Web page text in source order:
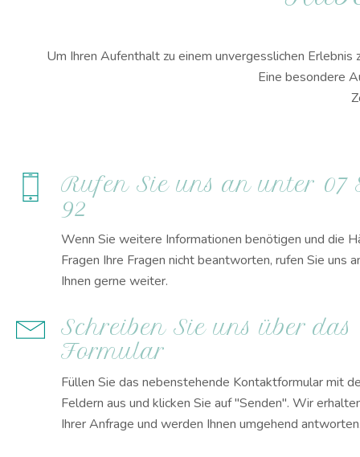
Um Ihren Aufenthalt zu einem unvergesslichen Erlebnis
Eine besondere
Rufen Sie uns an unter 07
92
Wenn Sie weitere Informationen benötigen und die
Fragen Ihre Fragen nicht beantworten, rufen Sie uns
Ihnen gerne weiter.
Schreiben Sie uns über das
Formular
Füllen Sie das nebenstehende Kontaktformular mit
Feldern aus und klicken Sie auf "Senden". Wir
Ihrer Anfrage und werden Ihnen umgehend